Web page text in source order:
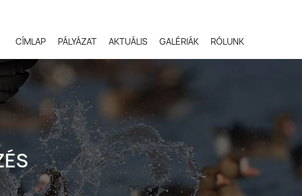
CÍMLAP PÁLYÁZAT
Robert Gloeckner,
Egyesült Államok
Svetlana Ivanenko,
Oroszország
AKTUÁLIS GALÉRIÁK RÓLUNK